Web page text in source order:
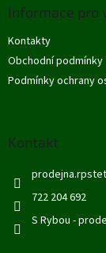
Informace pro
Kontakty
Obchodní podmínky
Podmínky ochrany
Kontakt
722 204 692
S Rybou -